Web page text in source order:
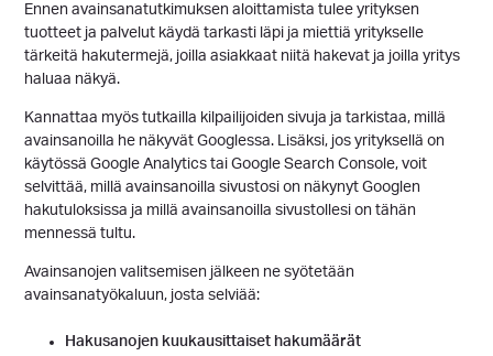
Ennen avainsanatutkimuksen aloittamista tulee yrityksen
tuotteet ja palvelut käydä tarkasti läpi ja miettiä yritykselle
tärkeitä hakutermejä, joilla asiakkaat niitä hakevat ja joilla yritys
haluaa näkyä.
Kannattaa myös tutkailla kilpailijoiden sivuja ja tarkistaa, millä
avainsanoilla he näkyvät Googlessa. Lisäksi, jos yrityksellä on
käytössä Google Analytics tai Google Search Console, voit
selvittää, millä avainsanoilla sivustosi on näkynyt Googlen
hakutuloksissa ja millä avainsanoilla sivustollesi on tähän
mennessä tultu.
Avainsanojen valitsemisen jälkeen ne syötetään
avainsanatyökaluun, josta selviää:
Hakusanojen kuukausittaiset hakumäärät